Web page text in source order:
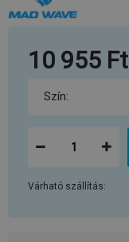
10 955 Ft
Várható szállítás: